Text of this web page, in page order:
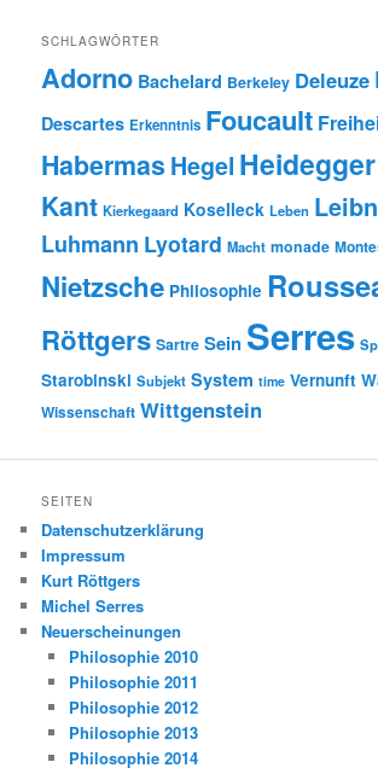
SCHLAGWÖRTER
Adorno Bachelard Berkeley Deleuze
Descartes Erkenntnis Foucault
Habermas Hegel Heidegger
Kant Kierkegaard Koselleck Leben
Luhmann Lyotard Macht monade
Nietzsche Philosophie
Röttgers Sartre Sein Serres
Starobinski Subjekt System time Vernunft
Wissenschaft Wittgenstein
SEITEN
Datenschutzerklärung
Impressum
Kurt Röttgers
Michel Serres
Neuerscheinungen
Philosophie 2010
Philosophie 2011
Philosophie 2012
Philosophie 2013
Philosophie 2014